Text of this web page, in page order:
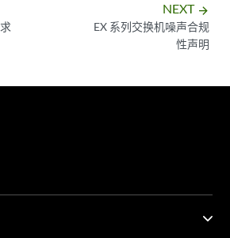
NEXT arrow_forward
EX 系列交换机噪声合规
性声明